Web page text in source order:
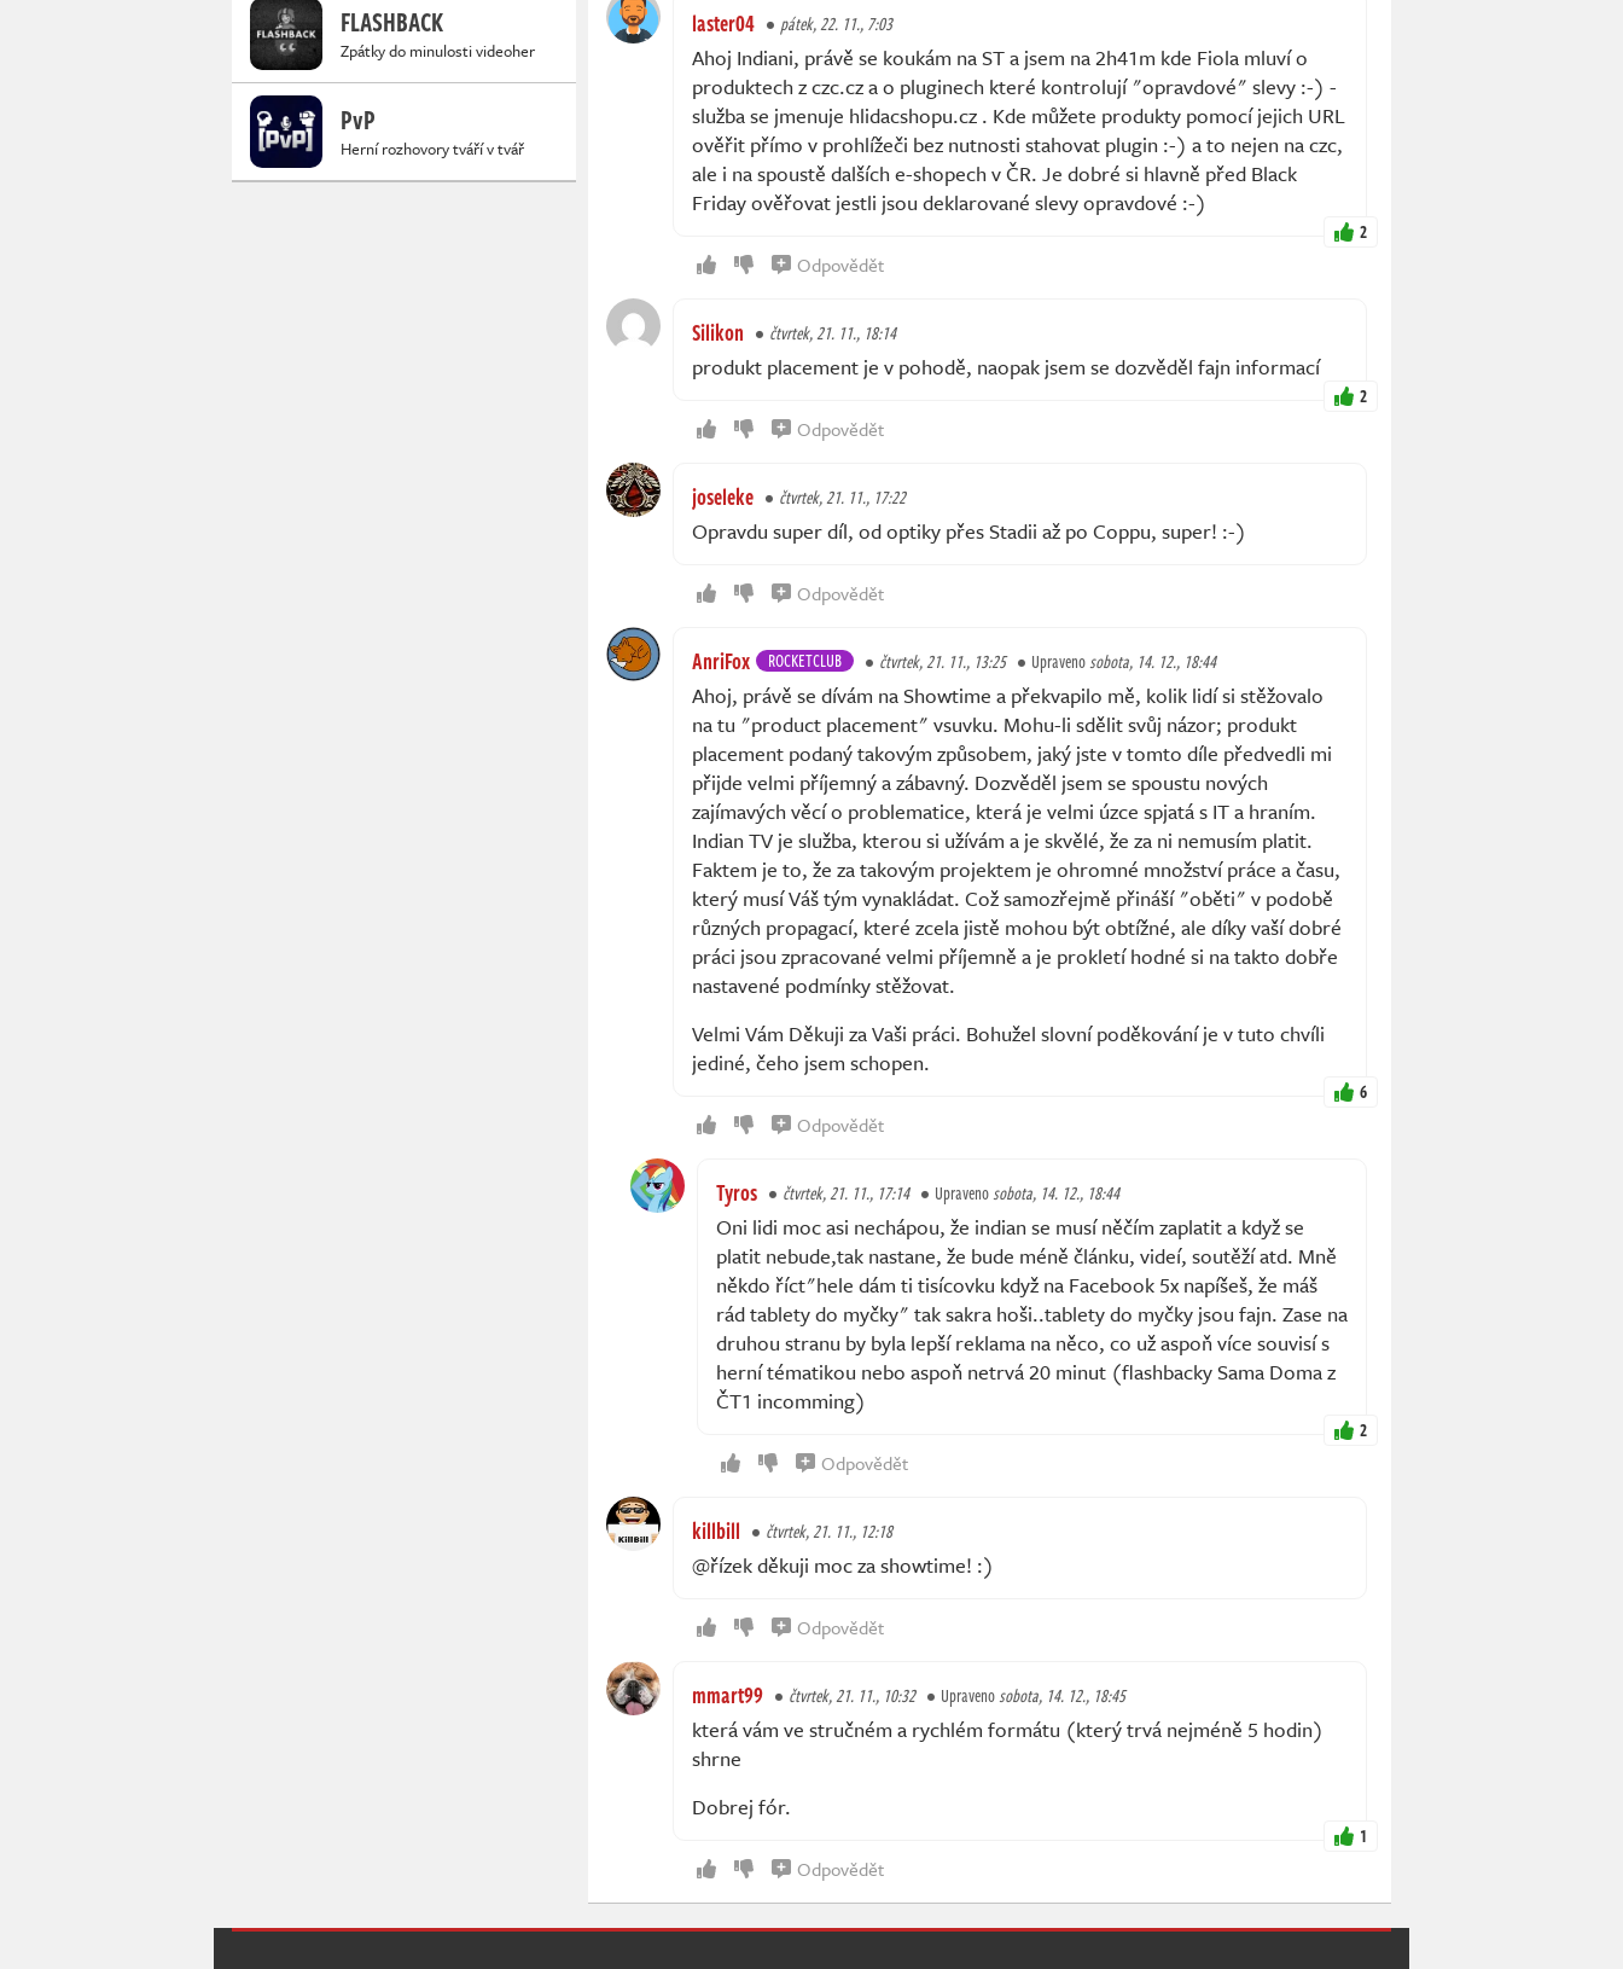
FLASHBACK
Zpátky do minulosti videoher
PvP
Herní rozhovory tváří v tvář
laster04 pátek, 22. 11., 7:03
Ahoj Indiani, právě se koukám na ST a jsem na 2h41m kde Fiola mluví o
produktech z czc.cz a o pluginech které kontrolují "opravdové" slevy :-) -
služba se jmenuje hlidacshopu.cz . Kde můžete produkty pomocí jejich URL
ověřit přímo v prohlížeči bez nutnosti stahovat plugin :-) a to nejen na czc,
ale i na spoustě dalších e-shopech v ČR. Je dobré si hlavně před Black
Friday ověřovat jestli jsou deklarované slevy opravdové :-)
2
Odpovědět
Silikon čtvrtek, 21. 11., 18:14
produkt placement je v pohodě, naopak jsem se dozvěděl fajn informací
2
Odpovědět
joseleke čtvrtek, 21. 11., 17:22
Opravdu super díl, od optiky přes Stadii až po Coppu, super! :-)
Odpovědět
AnriFox ROCKETCLUB čtvrtek, 21. 11., 13:25 Upravenosobota, 14. 12., 18:44
Ahoj, právě se dívám na Showtime a překvapilo mě, kolik lidí si stěžovalo
na tu "product placement" vsuvku. Mohu-li sdělit svůj názor; produkt
placement podaný takovým způsobem, jaký jste v tomto díle předvedli mi
přijde velmi příjemný a zábavný. Dozvěděl jsem se spoustu nových
zajímavých věcí o problematice, která je velmi úzce spjatá s IT a hraním.
Indian TV je služba, kterou si užívám a je skvělé, že za ni nemusím platit.
Faktem je to, že za takovým projektem je ohromné množství práce a času,
který musí Váš tým vynakládat. Což samozřejmě přináší "oběti" v podobě
různých propagací, které zcela jistě mohou být obtížné, ale díky vaší dobré
práci jsou zpracované velmi příjemně a je prokletí hodné si na takto dobře
nastavené podmínky stěžovat.
Velmi Vám Děkuji za Vaši práci. Bohužel slovní poděkování je v tuto chvíli
jediné, čeho jsem schopen.
6
Odpovědět
Tyros čtvrtek, 21. 11., 17:14 Upravenosobota, 14. 12., 18:44
Oni lidi moc asi nechápou, že indian se musí něčím zaplatit a když se
platit nebude,tak nastane, že bude méně článku, videí, soutěží atd. Mně
někdo říct"hele dám ti tisícovku když na Facebook 5x napíšeš, že máš
rád tablety do myčky" tak sakra hoši..tablety do myčky jsou fajn. Zase na
druhou stranu by byla lepší reklama na něco, co už aspoň více souvisí s
herní tématikou nebo aspoň netrvá 20 minut (flashbacky Sama Doma z
ČT1 incomming)
2
Odpovědět
killbill čtvrtek, 21. 11., 12:18
@řízek děkuji moc za showtime! :)
Odpovědět
mmart99 čtvrtek, 21. 11., 10:32 Upravenosobota, 14. 12., 18:45
která vám ve stručném a rychlém formátu (který trvá nejméně 5 hodin)
shrne
Dobrej fór.
1
Odpovědět